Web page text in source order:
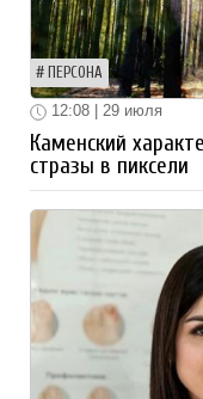
ПЕРСОНА
12:08 | 29 июля
Каменский
стразы в пиксели